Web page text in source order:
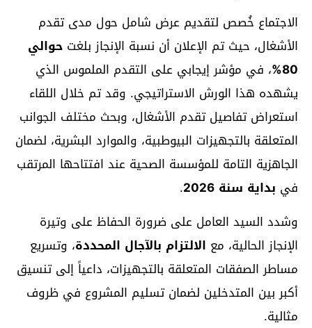
الاجتماع خُصص لتقديم عرض شامل حول مدى تقدم
الأشغال، حيث تم الإعلان أن نسبة الإنجاز بلغت حوالي
80% ، في مؤشر إيجابي على التقدم الملموس الذي
يشهده هذا الورش الاستراتيجي. وقد تم خلال اللقاء
استعراض تفاصيل تقدم الأشغال، وبحث مختلف الجوانب
المتعلقة بالتجهيزات البيوطبية، والموارد البشرية، لضمان
الجاهزية التامة للمؤسسة الصحية عند افتتاحها المرتقب
في بداية سنة 2026
.
وشدد السيد العامل على ضرورة الحفاظ على وتيرة
الإنجاز الحالية، مع الالتزام بالآجال المحددة، وتسريع
مساطر الصفقات المتعلقة بالتجهيزات، داعياً إلى تنسيق
أكبر بين المتدخلين لضمان تسليم المشروع في ظروف
مثالية.